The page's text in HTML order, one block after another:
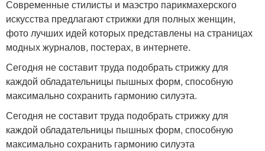
Современные стилисты и маэстро парикмахерского
искусства предлагают стрижки для полных женщин,
фото лучших идей которых представлены на страницах
модных журналов, постерах, в интернете.
Сегодня не составит труда подобрать стрижку для
каждой обладательницы пышных форм, способную
максимально сохранить гармонию силуэта.
Сегодня не составит труда подобрать стрижку для
каждой обладательницы пышных форм, способную
максимально сохранить гармонию силуэта